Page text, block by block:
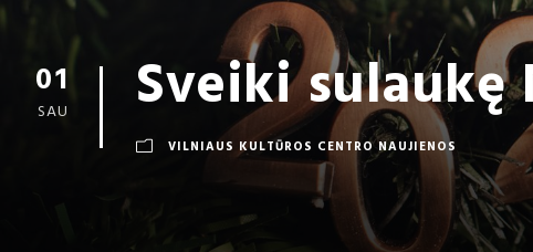
01
SAU Sveiki sulaukę
VILNIAUS KULTŪROS CENTRO NAUJIENOS